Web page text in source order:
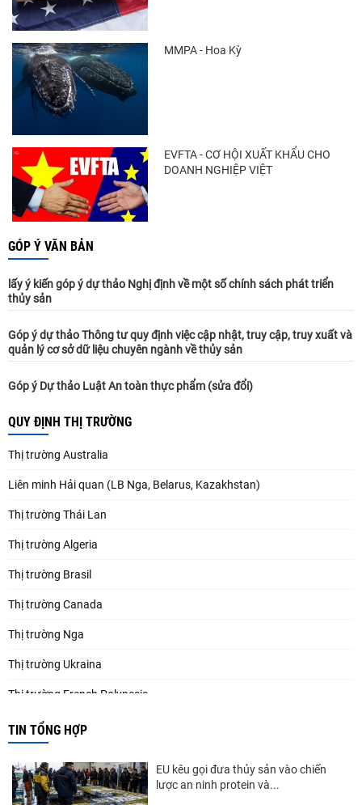
MMPA - Hoa Kỳ
EVFTA - CƠ HỘI XUẤT KHẨU CHO
DOANH NGHIỆP VIỆT
GÓP Ý VĂN BẢN
lấy ý kiến góp ý dự thảo Nghị định về một số chính sách phát triển
thủy sản
Góp ý dự thảo Thông tư quy định việc cập nhật, truy cập, truy xuất và
quản lý cơ sở dữ liệu chuyên ngành về thủy sản
Góp ý Dự thảo Luật An toàn thực phẩm (sửa đổi)
QUY ĐỊNH THỊ TRƯỜNG
Thị trường Australia
Liên minh Hải quan (LB Nga, Belarus, Kazakhstan)
Thị trường Thái Lan
Thị trường Algeria
Thị trường Brasil
Thị trường Canada
Thị trường Nga
Thị trường Ukraina
Thị trường French Polynesia
Thị trường Trung Quốc
Thị trường New Zealand
TIN TỔNG HỢP
EU kêu gọi đưa thủy sản vào chiến
lược an ninh protein và...